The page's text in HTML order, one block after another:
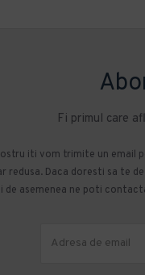
Fi primul care
iti vom trimite un
redusa. Daca doresti sa te
de asemenea ne poti